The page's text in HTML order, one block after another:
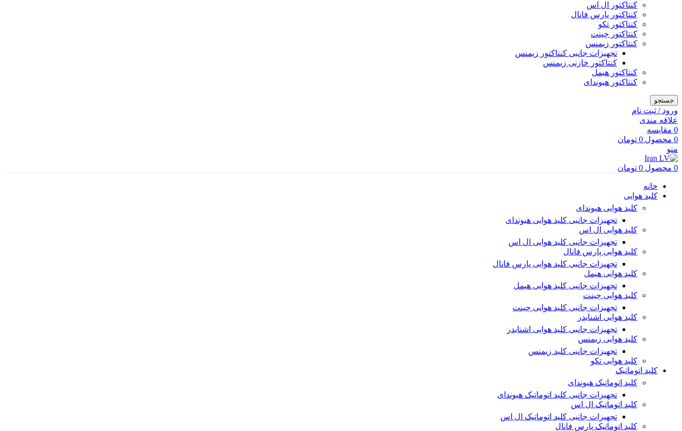
کنتاکتور ال اس
کنتاکتور پارس فانال
کنتاکتور تکو
کنتاکتور چینت
کنتاکتور زیمنس
تجهیزات جانبی کنتاکتور زیمنس
کنتاکتور خازنی زیمنس
کنتاکتور هیمل
کنتاکتور هیوندای
جستجو
ورود / ثبت نام
علاقه مندی
0 مقایسه
0 محصول 0 تومان
منو
0 محصول 0 تومان
خانه
کلید هوایی
کلید هوایی هیوندای
تجهیزات جانبی کلید هوایی هیوندای
کلید هوایی ال اس
تجهیزات جانبی کلید هوایی ال اس
کلید هوایی پارس فانال
تجهیزات جانبی کلید هوایی پارس فانال
کلید هوایی هیمل
تجهیزات جانبی کلید هوایی هیمل
کلید هوایی چینت
تجهیزات جانبی کلید هوایی چینت
کلید هوایی اشنایدر
تجهیزات جانبی کلید هوایی اشنایدر
کلید هوایی زیمنس
تجهیزات جانبی کلید زیمنس
کلید هوایی تکو
کلید اتوماتیک
کلید اتوماتیک هیوندای
تجهیزات جانبی کلید اتوماتیک هیوندای
کلید اتوماتیک ال اس
تجهیزات جانبی کلید اتوماتیک ال اس
کلید اتوماتیک پارس فانال